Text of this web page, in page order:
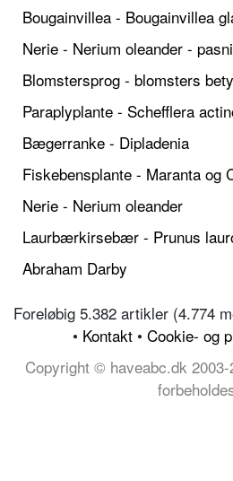
Bougainvillea - Bougainvillea
Nerie - Nerium oleander -
Blomstersprog - blomsters
Paraplyplante - Schefflera
Bægerranke - Dipladenia
Fiskebensplante - Maranta og
Nerie - Nerium oleander
Laurbærkirsebær - Prunus
Abraham Darby
Foreløbig 5.382 artikler (4.774
• Kontakt • Cookie- og
Copyright © haveabc.dk